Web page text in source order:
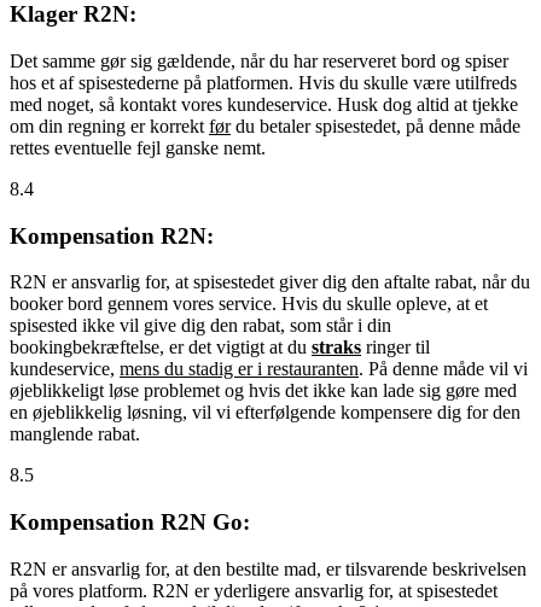
Klager R2N:
Det samme gør sig gældende, når du har reserveret bord og spiser
hos et af spisestederne på platformen. Hvis du skulle være utilfreds
med noget, så kontakt vores kundeservice. Husk dog altid at tjekke
om din regning er korrekt førdu betaler spisestedet, på denne måde
rettes eventuelle fejl ganske nemt.
8.4
Kompensation R2N:
R2N er ansvarlig for, at spisestedet giver dig den aftalte rabat, når du
booker bord gennem vores service. Hvis du skulle opleve, at et
spisested ikke vil give dig den rabat, som står i din
bookingbekræftelse, er det vigtigt at du straks ringer til
kundeservice, mens du stadig er i restauranten. På denne måde vil vi
øjeblikkeligt løse problemet og hvis det ikke kan lade sig gøre med
en øjeblikkelig løsning, vil vi efterfølgende kompensere dig for den
manglende rabat.
8.5
Kompensation R2N Go:
R2N er ansvarlig for, at den bestilte mad, er tilsvarende beskrivelsen
på vores platform. R2N er yderligere ansvarlig for, at spisestedet